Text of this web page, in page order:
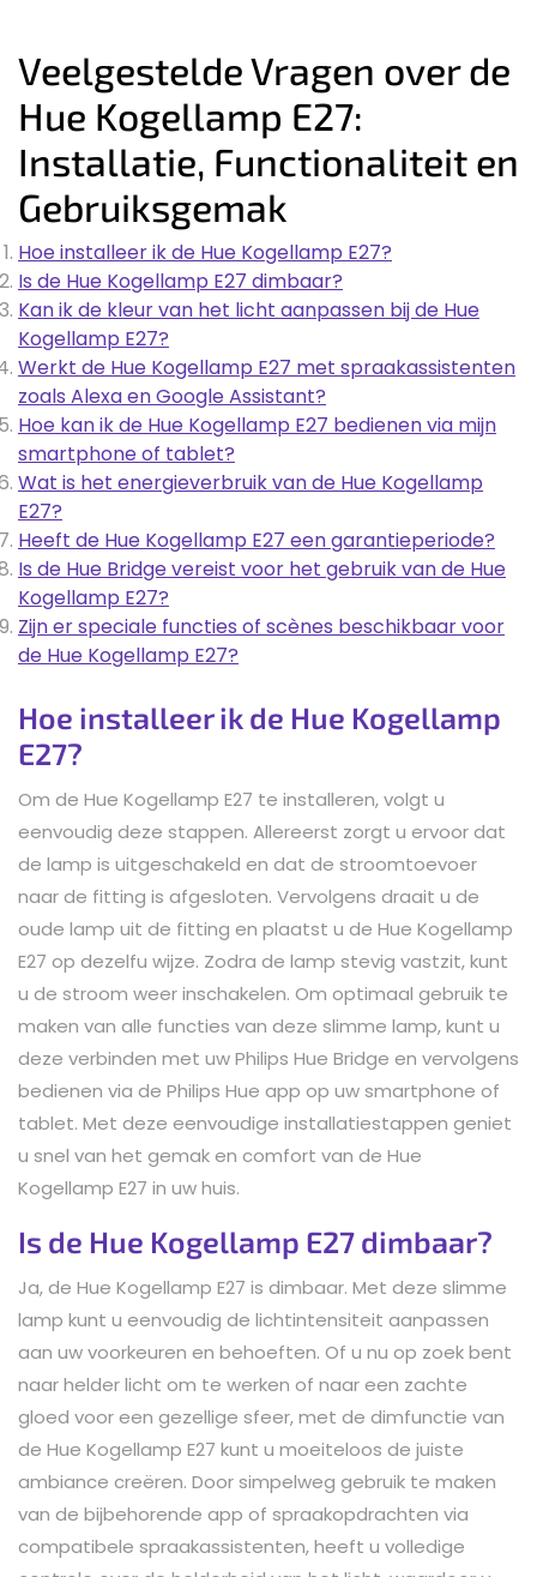
Veelgestelde Vragen over de
Hue Kogellamp E27:
Installatie, Functionaliteit en
Gebruiksgemak
Hoe installeer ik de Hue Kogellamp E27?
Is de Hue Kogellamp E27 dimbaar?
Kan ik de kleur van het licht aanpassen bij de Hue
Kogellamp E27?
Werkt de Hue Kogellamp E27 met spraakassistenten
zoals Alexa en Google Assistant?
Hoe kan ik de Hue Kogellamp E27 bedienen via mijn
smartphone of tablet?
Wat is het energieverbruik van de Hue Kogellamp
E27?
Heeft de Hue Kogellamp E27 een garantieperiode?
Is de Hue Bridge vereist voor het gebruik van de Hue
Kogellamp E27?
Zijn er speciale functies of scènes beschikbaar voor
de Hue Kogellamp E27?
Hoe installeer ik de Hue Kogellamp
E27?
Om de Hue Kogellamp E27 te installeren, volgt u
eenvoudig deze stappen. Allereerst zorgt u ervoor dat
de lamp is uitgeschakeld en dat de stroomtoevoer
naar de fitting is afgesloten. Vervolgens draait u de
oude lamp uit de fitting en plaatst u de Hue Kogellamp
E27 op dezelfu wijze. Zodra de lamp stevig vastzit, kunt
u de stroom weer inschakelen. Om optimaal gebruik te
maken van alle functies van deze slimme lamp, kunt u
deze verbinden met uw Philips Hue Bridge en vervolgens
bedienen via de Philips Hue app op uw smartphone of
tablet. Met deze eenvoudige installatiestappen geniet
u snel van het gemak en comfort van de Hue
Kogellamp E27 in uw huis.
Is de Hue Kogellamp E27 dimbaar?
Ja, de Hue Kogellamp E27 is dimbaar. Met deze slimme
lamp kunt u eenvoudig de lichtintensiteit aanpassen
aan uw voorkeuren en behoeften. Of u nu op zoek bent
naar helder licht om te werken of naar een zachte
gloed voor een gezellige sfeer, met de dimfunctie van
de Hue Kogellamp E27 kunt u moeiteloos de juiste
ambiance creëren. Door simpelweg gebruik te maken
van de bijbehorende app of spraakopdrachten via
compatibele spraakassistenten, heeft u volledige